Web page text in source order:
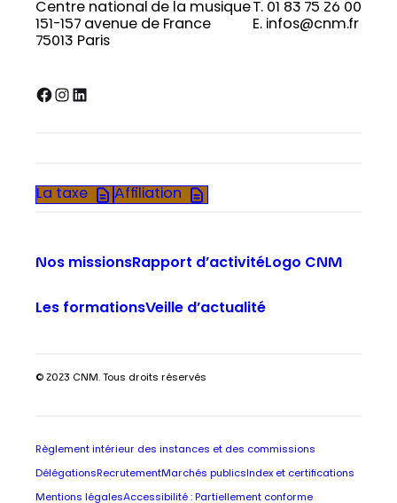
Centre national de la musique
151-157 avenue de France
75013 Paris
T. 01 83 75 26 00
E. infos@cnm.fr
Facebook InstagramLinkedIn
La taxe Affiliation
Nos missionsRapport d’activitéLogo CNM
Les formationsVeille d’actualité
© 2023 CNM. Tous droits réservés
Règlement intérieur des instances et des commissions
Délégations RecrutementMarchés publics Index et certifications
Mentions légalesAccessibilité : Partiellement conforme